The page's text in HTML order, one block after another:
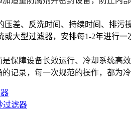
压差、反洗时间、持续时间、排污
或大型过滤器， 安排每1-2年进行
是保障设备长效运行、冷却系统高
记录，每一次规范的操作，都为
过滤器